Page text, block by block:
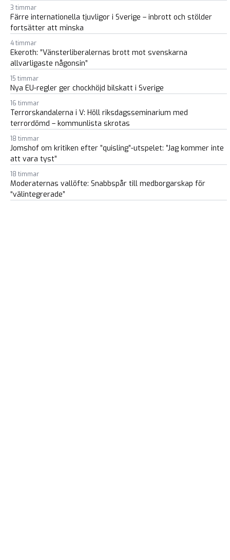
3 timmar
Färre internationella tjuvligor i Sverige – inbrott och stölder
fortsätter att minska
4 timmar
Ekeroth: ”Vänsterliberalernas brott mot svenskarna
allvarligaste någonsin”
15 timmar
Nya EU-regler ger chockhöjd bilskatt i Sverige
16 timmar
Terrorskandalerna i V: Höll riksdagsseminarium med
terrordömd – kommunlista skrotas
18 timmar
Jomshof om kritiken efter ”quisling”-utspelet: ”Jag kommer inte
att vara tyst”
18 timmar
Moderaternas vallöfte: Snabbspår till medborgarskap för
“välintegrerade”